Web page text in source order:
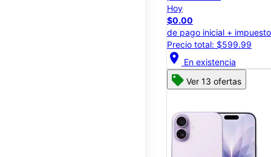
Hoy
$0.00
de pago inicial +
Precio total: $599.99
location_on En existencia
Ver 13 ofertas